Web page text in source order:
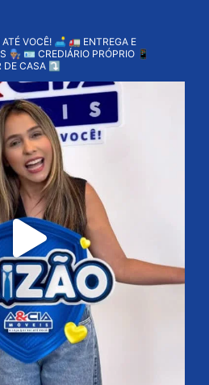
ATÉ VOCÊ! 🛋️ 🚛 ENTREGA E
🪪 CREDIÁRIO PRÓPRIO 📱
DE CASA ⤵️